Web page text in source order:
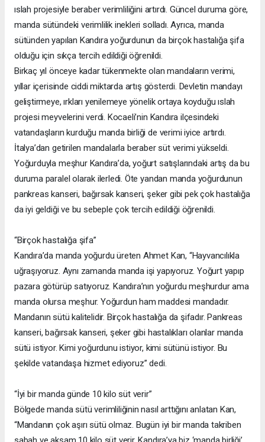
ıslah projesiyle beraber verimliliğini artırdı. Güncel duruma göre,
manda sütündeki verimlilik inekleri solladı. Ayrıca, manda
sütünden yapılan Kandıra yoğurdunun da birçok hastalığa şifa
olduğu için sıkça tercih edildiği öğrenildi.
Birkaç yıl önceye kadar tükenmekte olan mandaların verimi,
yıllar içerisinde ciddi miktarda artış gösterdi. Devletin mandayı
geliştirmeye, ırkları yenilemeye yönelik ortaya koyduğu ıslah
projesi meyvelerini verdi. Kocaeli’nin Kandıra ilçesindeki
vatandaşların kurduğu manda birliği de verimi iyice artırdı.
İtalya’dan getirilen mandalarla beraber süt verimi yükseldi.
Yoğurduyla meşhur Kandıra’da, yoğurt satışlarındaki artış da bu
duruma paralel olarak ilerledi. Öte yandan manda yoğurdunun
pankreas kanseri, bağırsak kanseri, şeker gibi pek çok hastalığa
da iyi geldiği ve bu sebeple çok tercih edildiği öğrenildi.
“Birçok hastalığa şifa”
Kandıra’da manda yoğurdu üreten Ahmet Kan, “Hayvancılıkla
uğraşıyoruz. Aynı zamanda manda işi yapıyoruz. Yoğurt yapıp
pazara götürüp satıyoruz. Kandıra’nın yoğurdu meşhurdur ama
manda olursa meşhur. Yoğurdun ham maddesi mandadır.
Mandanın sütü kalitelidir. Birçok hastalığa da şifadır. Pankreas
kanseri, bağırsak kanseri, şeker gibi hastalıkları olanlar manda
sütü istiyor. Kimi yoğurdunu istiyor, kimi sütünü istiyor. Bu
şekilde vatandaşa hizmet ediyoruz” dedi.
“İyi bir manda günde 10 kilo süt verir”
Bölgede manda sütü verimliliğinin nasıl arttığını anlatan Kan,
“Mandanın çok aşırı sütü olmaz. Bugün iyi bir manda takriben